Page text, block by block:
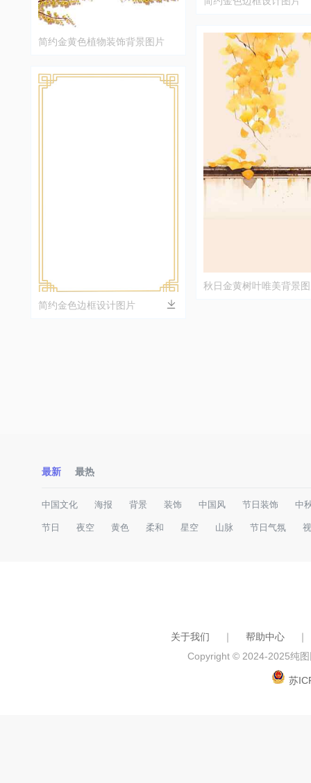
简约金黄色植物装饰背景图片
简约金色边框设计图片
秋日金黄树叶唯美背景
最新 最热
中国文化 海报 背景 装饰 中国风 节日装饰 中
节日 夜空 黄色 柔和 星空 山脉 节日气氛
关于我们 ｜ 帮助中心
｜
Copyright © 2024-2025纯
苏